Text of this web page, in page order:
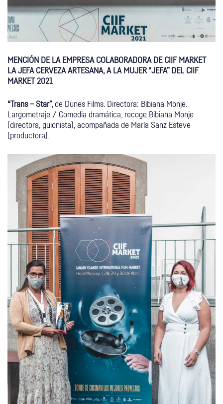
MENCIÓN DE LA EMPRESA COLABORADORA DE CIIF MARKET
LA JEFA CERVEZA ARTESANA, A LA MUJER “JEFA” DEL CIIF
MARKET 2021
“Trans – Star”, de Dunes Films. Directora: Bibiana Monje.
Largometraje / Comedia dramática, recoge Bibiana Monje
(directora, guionista), acompañada de María Sanz Esteve
(productora).